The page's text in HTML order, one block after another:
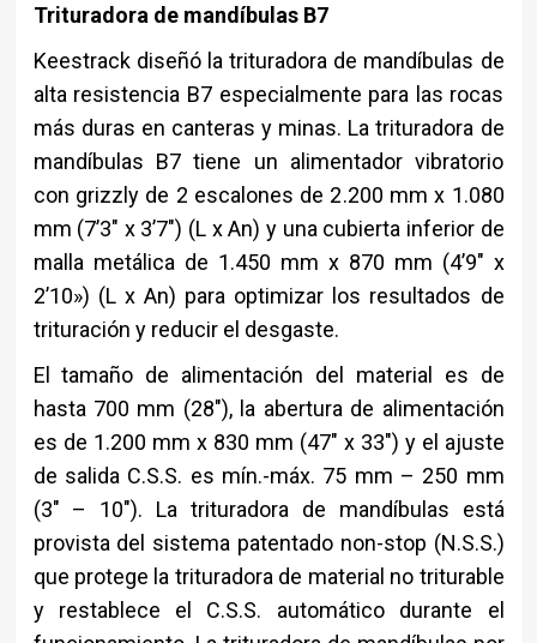
Trituradora de mandíbulas B7
Keestrack diseñó la trituradora de mandíbulas de
alta resistencia B7 especialmente para las rocas
más duras en canteras y minas. La trituradora de
mandíbulas B7 tiene un alimentador vibratorio
con grizzly de 2 escalones de 2.200 mm x 1.080
mm (7’3″ x 3’7″) (L x An) y una cubierta inferior de
malla metálica de 1.450 mm x 870 mm (4’9″ x
2’10») (L x An) para optimizar los resultados de
trituración y reducir el desgaste.
El tamaño de alimentación del material es de
hasta 700 mm (28″), la abertura de alimentación
es de 1.200 mm x 830 mm (47″ x 33″) y el ajuste
de salida C.S.S. es mín.-máx. 75 mm – 250 mm
(3″ – 10″). La trituradora de mandíbulas está
provista del sistema patentado non-stop (N.S.S.)
que protege la trituradora de material no triturable
y restablece el C.S.S. automático durante el